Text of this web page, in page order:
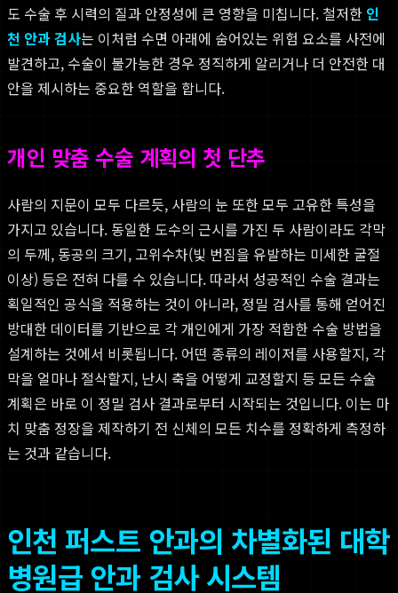
도 수술 후 시력의 질과 안정성에 큰 영향을 미칩니다. 철저한 인
천 안과 검사는 이처럼 수면 아래에 숨어있는 위험 요소를 사전에
발견하고, 수술이 불가능한 경우 정직하게 알리거나 더 안전한 대
안을 제시하는 중요한 역할을 합니다.
개인 맞춤 수술 계획의 첫 단추
사람의 지문이 모두 다르듯, 사람의 눈 또한 모두 고유한 특성을
가지고 있습니다. 동일한 도수의 근시를 가진 두 사람이라도 각막
의 두께, 동공의 크기, 고위수차(빛 번짐을 유발하는 미세한 굴절
이상) 등은 전혀 다를 수 있습니다. 따라서 성공적인 수술 결과는
획일적인 공식을 적용하는 것이 아니라, 정밀 검사를 통해 얻어진
방대한 데이터를 기반으로 각 개인에게 가장 적합한 수술 방법을
설계하는 것에서 비롯됩니다. 어떤 종류의 레이저를 사용할지, 각
막을 얼마나 절삭할지, 난시 축을 어떻게 교정할지 등 모든 수술
계획은 바로 이 정밀 검사 결과로부터 시작되는 것입니다. 이는 마
치 맞춤 정장을 제작하기 전 신체의 모든 치수를 정확하게 측정하
는 것과 같습니다.
인천 퍼스트 안과의 차별화된 대학
병원급 안과 검사 시스템